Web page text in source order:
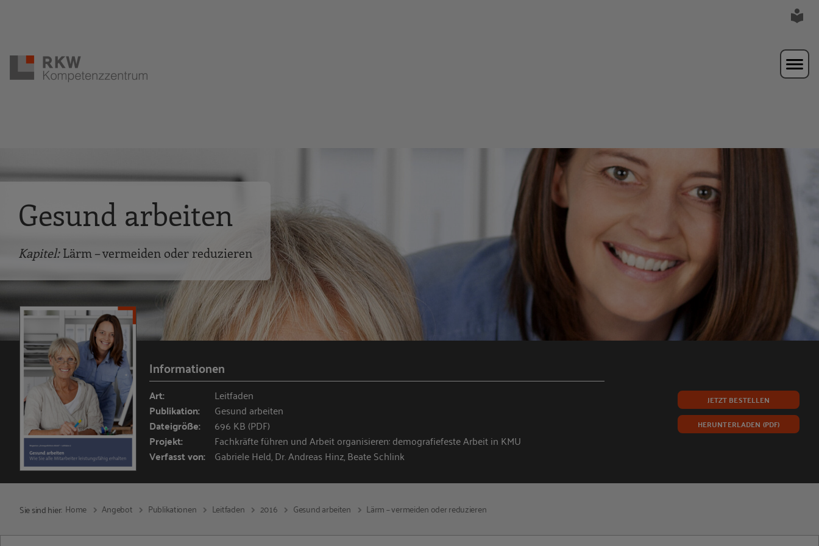
Gesund arbeiten
Kapitel:Lärm – vermeiden oder reduzieren
Informationen
Art: Leitfaden
Publikation: Gesund arbeiten
Dateigröße: 696 KB (PDF)
Projekt: Fachkräfte führen und Arbeit organisieren: demografiefeste Arbeit in KMU
Verfasst von: Gabriele Held, Dr. Andreas Hinz, Beate Schlink
JETZT BESTELLEN
HERUNTERLADEN (PDF)
Sie sind hier: Home Angebot Publikationen Leitfaden 2016 Gesund arbeiten Lärm – vermeiden oder reduzieren